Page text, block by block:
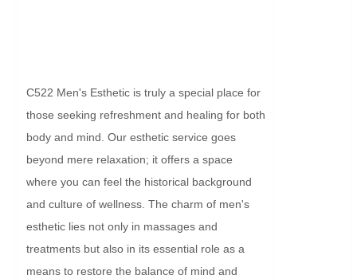
C522 Men's Esthetic is truly a special place for
those seeking refreshment and healing for both
body and mind. Our esthetic service goes
beyond mere relaxation; it offers a space
where you can feel the historical background
and culture of wellness. The charm of men's
esthetic lies not only in massages and
treatments but also in its essential role as a
means to restore the balance of mind and